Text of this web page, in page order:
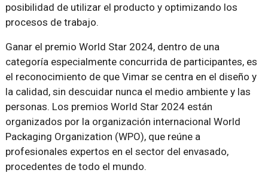
posibilidad de utilizar el producto y optimizando los
procesos de trabajo.
Ganar el premio World Star 2024, dentro de una
categoría especialmente concurrida de participantes, es
el reconocimiento de que Vimar se centra en el diseño y
la calidad, sin descuidar nunca el medio ambiente y las
personas. Los premios World Star 2024 están
organizados por la organización internacional World
Packaging Organization (WPO), que reúne a
profesionales expertos en el sector del envasado,
procedentes de todo el mundo.